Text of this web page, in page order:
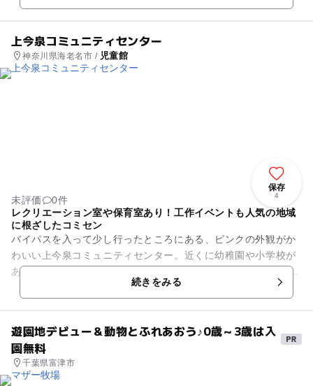
上今泉コミュニティセンター
神奈川県海老名市 / 児童館
保存
4
未評価
0件
レクリエーション室や保育室あり！工作イベントも人気の地域
に根ざしたコミセン
バイパスを入って少し行ったところにある、ピンクの外観がか
わいい上今泉コミュニティセンター。近くに幼稚園や小学校が
ある住宅地にあります。 施設内には集会室や保育室、レクリエ
続きをみる
遊園地デビュー＆動物とふれあおう♪0歳～3歳は入
園無料
千葉県富津市